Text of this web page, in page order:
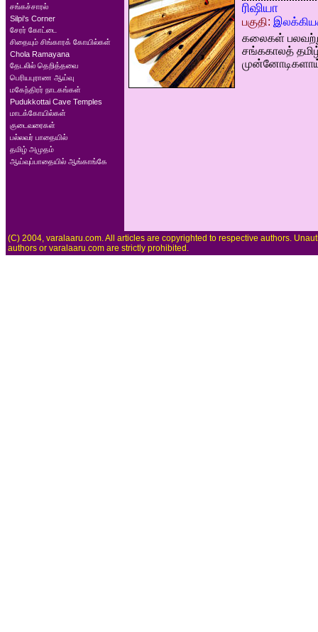
சங்கச்சாரல்
Silpi's Corner
சேரர் கோட்டை
சிதையும் சிங்காரக் கோயில்கள்
Chola Ramayana
தேடலில் தெறித்தவை
பெரியபுராண ஆய்வு
மகேந்திரர் நாடகங்கள்
Pudukkottai Cave Temples
மாடக்கோயில்கள்
குடைவரைகள்
பல்லவர் பாதையில்
தமிழ் அமுதம்
ஆய்வுப்பாதையில் ஆங்காங்கே
ரிஷியா
பகுதி:
கலைகள்
சங்ககாலத்
(C) 2004, varalaaru.com. All articles are copyrighted to respective authors.
authors or varalaaru.com are strictly prohibited.